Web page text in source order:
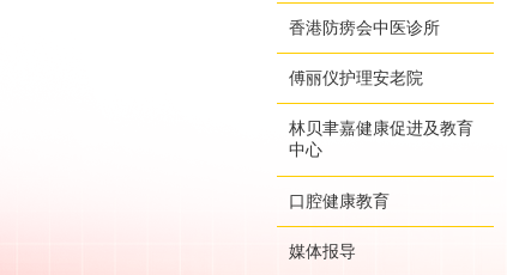
香港防痨会中医诊所
傅丽仪护理安老院
林贝聿嘉健康促进及教育
中心
口腔健康教育
媒体报导